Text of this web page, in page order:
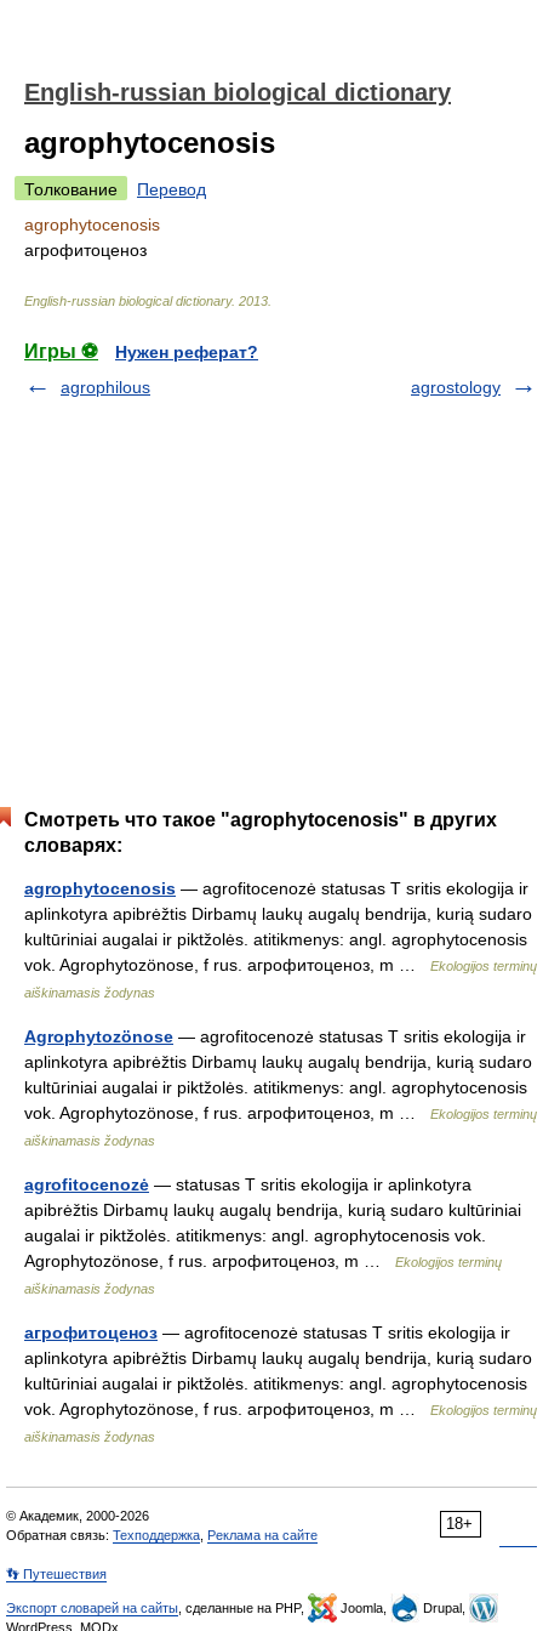
English-russian biological dictionary
agrophytocenosis
Толкование
Перевод
agrophytocenosis
агрофитоценоз
English-russian biological dictionary. 2013
Игры ⚽
Нужен реферат?
agrophilous
agrostology
Смотреть что такое "agrophytocenosis" в других
словарях:
agrophytocenosis — agrofitocenozė statusas T sritis ekologija ir
aplinkotyra apibrėžtis Dirbamų laukų augalų bendrija, kurią sudaro
kultūriniai augalai ir piktžolės. atitikmenys: angl. agrophytocenosis
vok. Agrophytozönose, f rus. агрофитоценоз, m …
Ekologijos terminų
aiškinamasis žodynas
Agrophytozönose — agrofitocenozė statusas T sritis ekologija ir
aplinkotyra apibrėžtis Dirbamų laukų augalų bendrija, kurią sudaro
kultūriniai augalai ir piktžolės. atitikmenys: angl. agrophytocenosis
vok. Agrophytozönose, f rus. агрофитоценоз, m …
Ekologijos terminų
aiškinamasis žodynas
agrofitocenozė — statusas T sritis ekologija ir aplinkotyra
apibrėžtis Dirbamų laukų augalų bendrija, kurią sudaro kultūriniai
augalai ir piktžolės. atitikmenys: angl. agrophytocenosis vok.
Agrophytozönose, f rus. агрофитоценоз, m …
Ekologijos terminų
aiškinamasis žodynas
агрофитоценоз — agrofitocenozė statusas T sritis ekologija ir
aplinkotyra apibrėžtis Dirbamų laukų augalų bendrija, kurią sudaro
kultūriniai augalai ir piktžolės. atitikmenys: angl. agrophytocenosis
vok. Agrophytozönose, f rus. агрофитоценоз, m …
Ekologijos terminų
aiškinamasis žodynas
18+
© Академик, 2000-2026
Обратная связь: Техподдержка Реклама на сайте
👣 Путешествия
Экспорт словарей на сайты , сделанные на PHP, Joomla,
Drupal,
WordPress, MODx.